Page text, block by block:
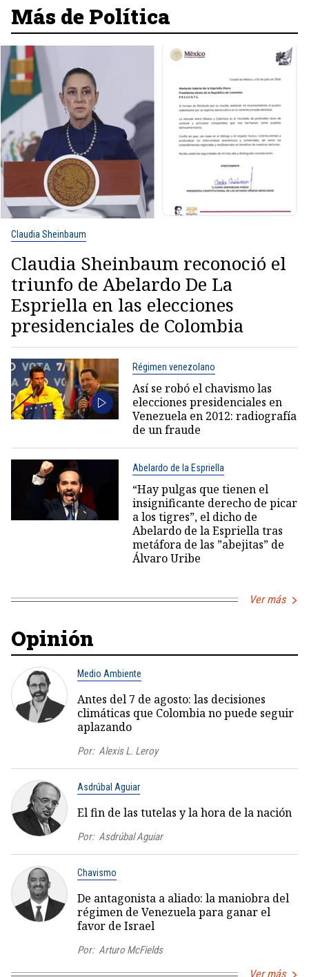
Más de Política
Claudia Sheinbaum
Claudia Sheinbaum reconoció el
triunfo de Abelardo De La
Espriella en las elecciones
presidenciales de Colombia
Régimen venezolano
Así se robó el chavismo las
elecciones presidenciales en
Venezuela en 2012: radiografía
de un fraude
Abelardo de la Espriella
“Hay pulgas que tienen el
insignificante derecho de picar
a los tigres”, el dicho de
Abelardo de la Espriella tras
metáfora de las ”abejitas” de
Álvaro Uribe
Ver más
Opinión
Medio Ambiente
Antes del 7 de agosto: las decisiones
climáticas que Colombia no puede seguir
aplazando
Por: Alexis L. Leroy
Asdrúbal Aguiar
El fin de las tutelas y la hora de la nación
Por: Asdrúbal Aguiar
Chavismo
De antagonista a aliado: la maniobra del
régimen de Venezuela para ganar el
favor de Israel
Por: Arturo McFields
Ver más